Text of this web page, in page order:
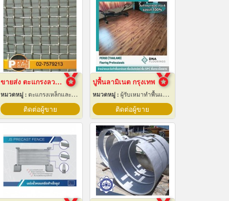
ขายส่ง ตะแกรงลวดสานสแตนเลส
หมวดหมู่ : ตะแกรงเหล็กและลวดตาข่าย
ติดต่อผู้ขาย
ปูพื้นลามิเนต กรุงเทพ
หมวดหมู่ : ผู้รับเหมาทำพื้นและทางเดิน
ติดต่อผู้ขาย